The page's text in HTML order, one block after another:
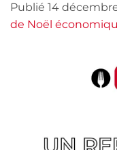
Publié 14
de Noël